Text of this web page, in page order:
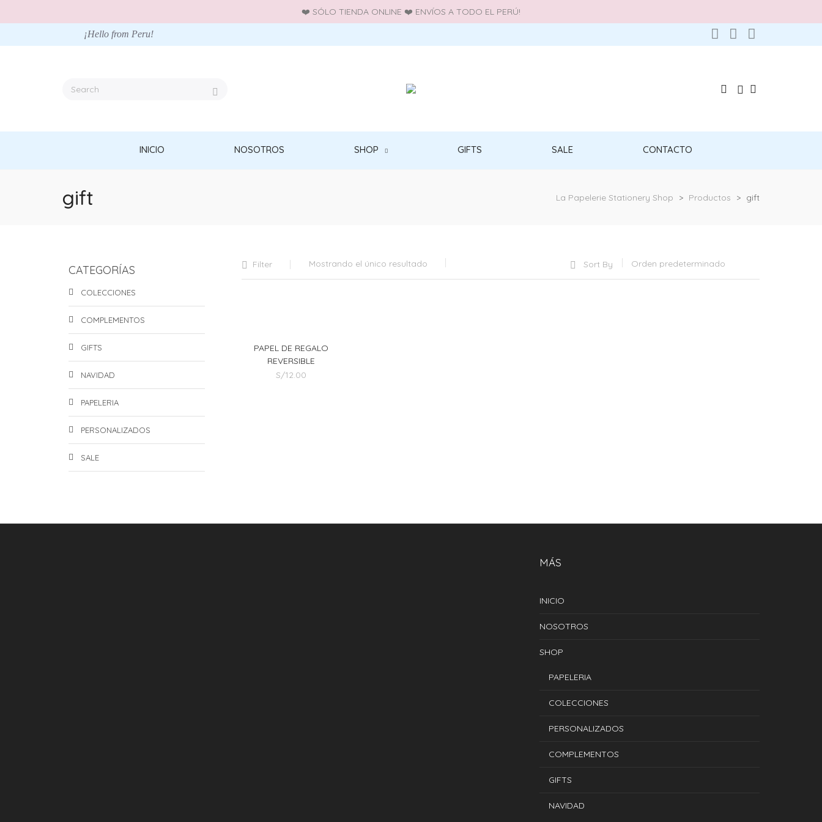
❤️ SÓLO TIENDA ONLINE ❤️ ENVÍOS A TODO EL PERÚ!
¡Hello from Peru!
INICIO NOSOTROS SHOP GIFTS SALE CONTACTO
gift La Papelerie Stationery Shop > Productos > gift
Filter Mostrando el único resultado Sort By
PAPEL DE REGALO
REVERSIBLE
S/12.00
CATEGORÍAS
COLECCIONES
COMPLEMENTOS
GIFTS
NAVIDAD
PAPELERIA
PERSONALIZADOS
SALE
MÁS
INICIO
NOSOTROS
SHOP
PAPELERIA
COLECCIONES
PERSONALIZADOS
COMPLEMENTOS
GIFTS
NAVIDAD